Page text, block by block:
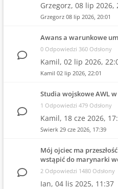
Grzegorz, 08 lip 2026,
Grzegorz 08 lip 2026, 20:01
Awans a warunkowe
0 Odpowiedzi 360 Odsłony
Kamil, 02 lip 2026,
Kamil 02 lip 2026, 22:01
Studia wojskowe AWL
1 Odpowiedzi 479 Odsłony
Kamil, 18 cze 2026,
Swierk 29 cze 2026, 17:39
Mój ojciec ma
wstąpić do marynarki
2 Odpowiedzi 1480 Odsłony
Ian, 04 lis 2025, 11:37